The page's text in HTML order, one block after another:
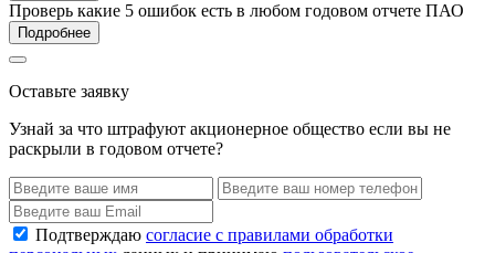
Проверь какие 5 ошибок есть в любом годовом отчете ПАО
Подробнее
Оставьте заявку
Узнай за что штрафуют акционерное общество если вы не
раскрыли в годовом отчете?
Подтверждаю согласие с правилами обработки